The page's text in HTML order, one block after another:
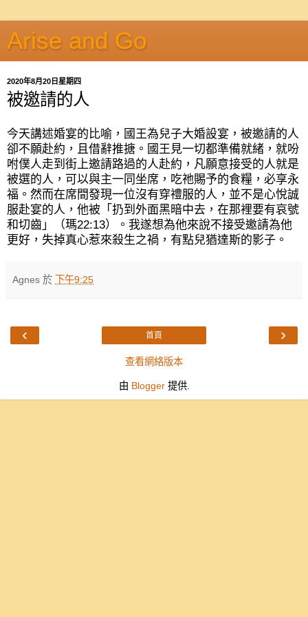
Arise and Go
2020年8月20日星期四
被邀請的人
今天講述婚宴的比喻，國王為兒子大婚設宴，被邀請的人
卻不願赴約，且借辭推搪。國王見一切都準備就緒，就吩
咐僕人走到街上邀請路過的人赴約，凡願意接受的人就是
被選的人，可以與主一同坐席，吃祂賜予的食糧，必享永
福。然而在席間發現一位沒有穿禮服的人，並不是心悅誠
服赴宴的人，他被「扔到外面黑暗中去，在那裡要有哀號
和切齒」（瑪22:13）。我遂想為他來說不接受邀請為他
更好，失掉真心惹來殺生之禍，有點兒猶達斯的影子。
Agnes 於 下午9:25
‹ ›
首頁
查看網絡版本
由 Blogger提供.